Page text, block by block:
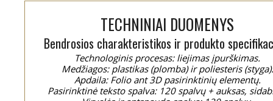
TECHNINIAI DUOMENYS
Bendrosios charakteristikos ir produkto
Technologinis procesas: liejimas įpurškimas.
Medžiagos: plastikas (plomba) ir poliesteris (styga).
Apdaila: Folio ant 3D pasirinktinių elementų.
Pasirinktinė teksto spalva: 120 spalvų + auksas,